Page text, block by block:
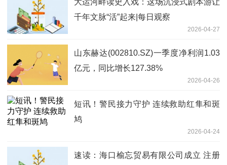
千年文脉“活”起来|每日观察
2026-04-27
山东赫达(002810.SZ)一季度净利润1.03
亿元，同比增长127.38%
2026-04-26
短讯！警民接力守护 连续救助红隼和斑
鸠
2026-04-24
速读：海口榆忘贸易有限公司成立 注册